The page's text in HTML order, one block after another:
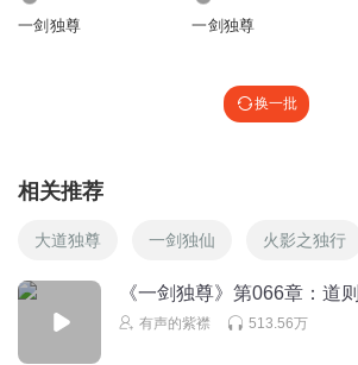
一剑独尊 一剑独尊
换一批
相关推荐
大道独尊 一剑独仙 火影之独行
《一剑独尊》第066章：道
有声的紫襟 513.56万